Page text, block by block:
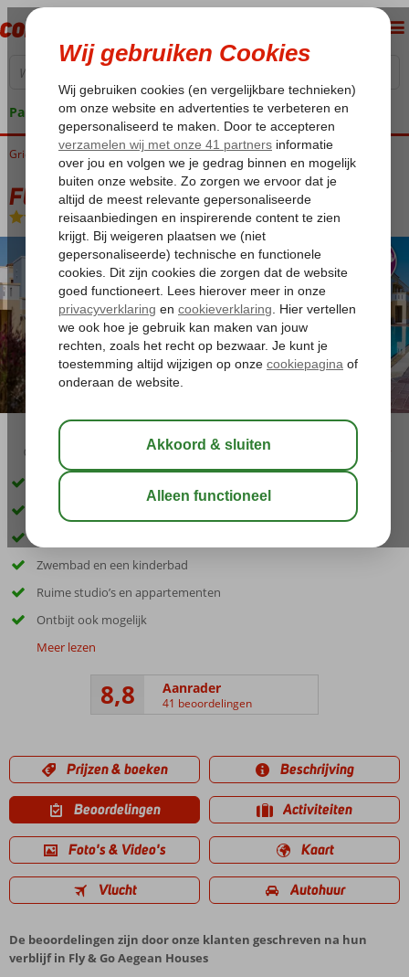
Pakketgarantie
Home
Griekenland Kos Kos-Stad Lambi Fly & Go Aegean Houses
Fly & Go Aegean Houses
Logies-Aparthotel
03:45 aug 32°C
Accommodatie met een GSTC erkend duurzaamheidscertificaat
Inclusief huurauto
Zwembad en een kinderbad
Ruime studio’s en appartementen
Ontbijt ook mogelijk
Meer lezen
8,8 Aanrader
41 beoordelingen
Prijzen & boeken Beschrijving
Beoordelingen Activiteiten
Foto's & Video's Kaart
Vlucht Autohuur
De beoordelingen zijn door onze klanten geschreven na hun
verblijf in Fly & Go Aegean Houses